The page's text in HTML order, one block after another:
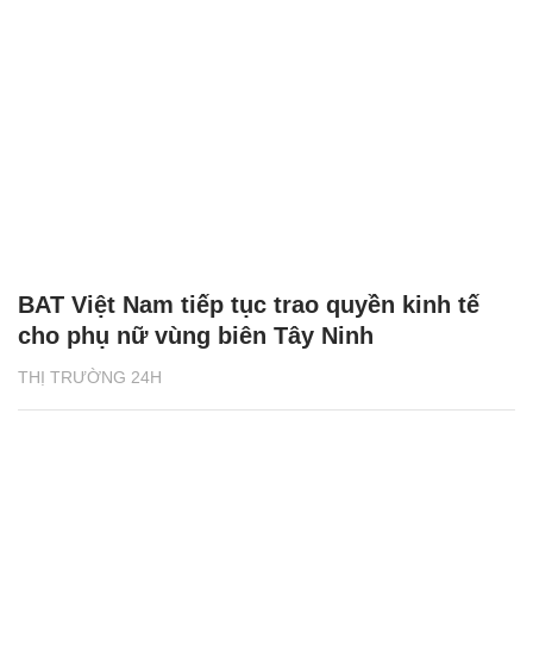
THỊ TRƯỜNG 24H
BAT Việt Nam tiếp tục trao quyền kinh tế
cho phụ nữ vùng biên Tây Ninh